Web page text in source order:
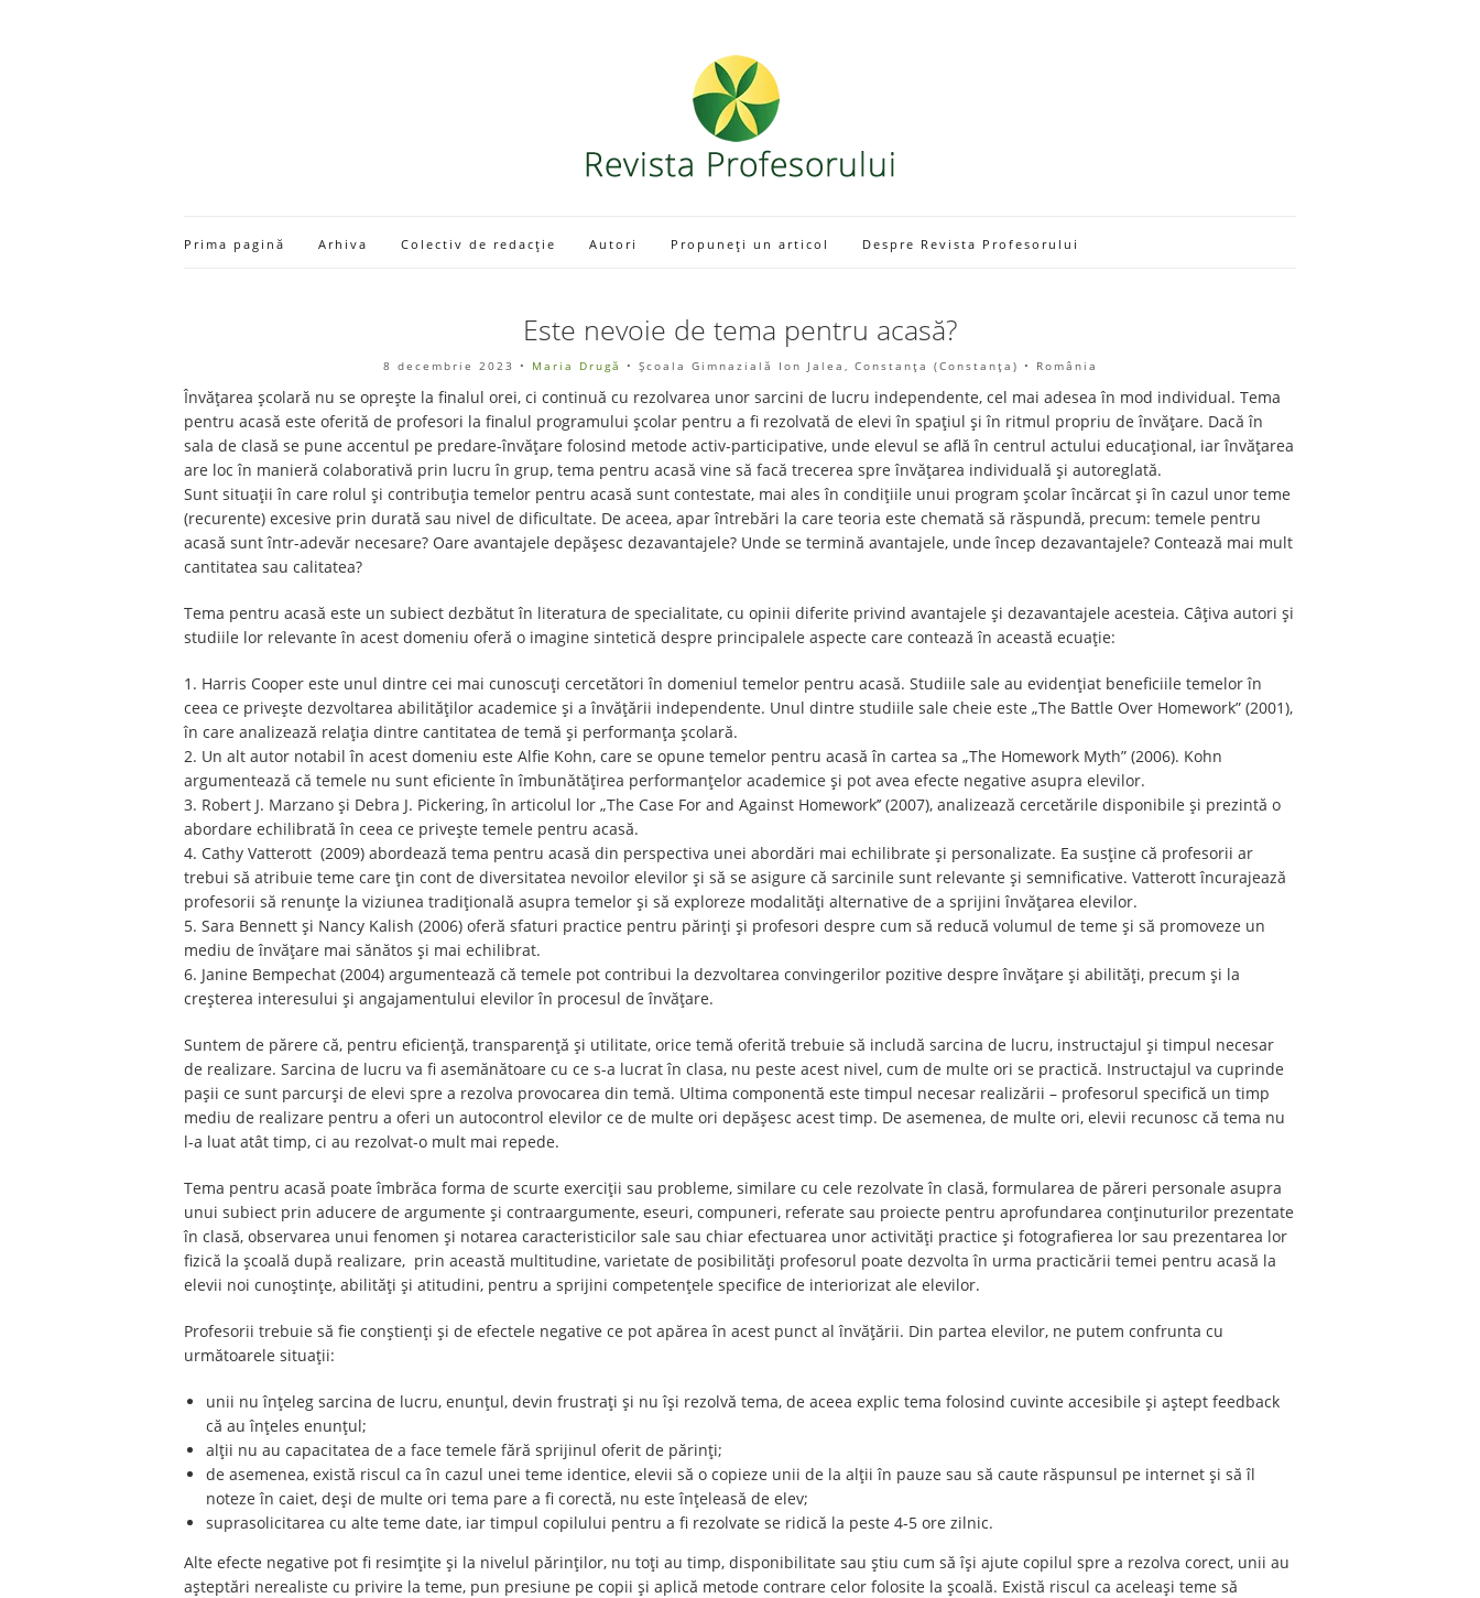
Prima pagină Arhiva Colectiv de redacție Autori Propuneți un articol Despre Revista Profesorului
Este nevoie de tema pentru acasă?
8 decembrie 2023 • Maria Drugă • Școala Gimnazială Ion Jalea, Constanța (Constanţa) • România
Învățarea școlară nu se oprește la finalul orei, ci continuă cu rezolvarea unor sarcini de lucru independente, cel mai adesea în mod individual. Tema
pentru acasă este oferită de profesori la finalul programului școlar pentru a fi rezolvată de elevi în spațiul și în ritmul propriu de învățare. Dacă în
sala de clasă se pune accentul pe predare-învățare folosind metode activ-participative, unde elevul se află în centrul actului educațional, iar învățarea
are loc în manieră colaborativă prin lucru în grup, tema pentru acasă vine să facă trecerea spre învățarea individuală și autoreglată.
Sunt situații în care rolul și contribuția temelor pentru acasă sunt contestate, mai ales în condițiile unui program școlar încărcat și în cazul unor teme
(recurente) excesive prin durată sau nivel de dificultate. De aceea, apar întrebări la care teoria este chemată să răspundă, precum: temele pentru
acasă sunt într-adevăr necesare? Oare avantajele depășesc dezavantajele? Unde se termină avantajele, unde încep dezavantajele? Contează mai mult
cantitatea sau calitatea?
Tema pentru acasă este un subiect dezbătut în literatura de specialitate, cu opinii diferite privind avantajele și dezavantajele acesteia. Câțiva autori și
studiile lor relevante în acest domeniu oferă o imagine sintetică despre principalele aspecte care contează în această ecuație:
1. Harris Cooper este unul dintre cei mai cunoscuți cercetători în domeniul temelor pentru acasă. Studiile sale au evidențiat beneficiile temelor în
ceea ce privește dezvoltarea abilităților academice și a învățării independente. Unul dintre studiile sale cheie este „The Battle Over Homework” (2001),
în care analizează relația dintre cantitatea de temă și performanța școlară.
2. Un alt autor notabil în acest domeniu este Alfie Kohn, care se opune temelor pentru acasă în cartea sa „The Homework Myth” (2006). Kohn
argumentează că temele nu sunt eficiente în îmbunătățirea performanțelor academice și pot avea efecte negative asupra elevilor.
3. Robert J. Marzano și Debra J. Pickering, în articolul lor „The Case For and Against Homework’’ (2007), analizează cercetările disponibile și prezintă o
abordare echilibrată în ceea ce privește temele pentru acasă.
4. Cathy Vatterott (2009) abordează tema pentru acasă din perspectiva unei abordări mai echilibrate și personalizate. Ea susține că profesorii ar
trebui să atribuie teme care țin cont de diversitatea nevoilor elevilor și să se asigure că sarcinile sunt relevante și semnificative. Vatterott încurajează
profesorii să renunțe la viziunea tradițională asupra temelor și să exploreze modalități alternative de a sprijini învățarea elevilor.
5. Sara Bennett și Nancy Kalish (2006) oferă sfaturi practice pentru părinți și profesori despre cum să reducă volumul de teme și să promoveze un
mediu de învățare mai sănătos și mai echilibrat.
6. Janine Bempechat (2004) argumentează că temele pot contribui la dezvoltarea convingerilor pozitive despre învățare și abilități, precum și la
creșterea interesului și angajamentului elevilor în procesul de învățare.
Suntem de părere că, pentru eficiență, transparență și utilitate, orice temă oferită trebuie să includă sarcina de lucru, instructajul și timpul necesar
de realizare. Sarcina de lucru va fi asemănătoare cu ce s-a lucrat în clasa, nu peste acest nivel, cum de multe ori se practică. Instructajul va cuprinde
pașii ce sunt parcurși de elevi spre a rezolva provocarea din temă. Ultima componentă este timpul necesar realizării – profesorul specifică un timp
mediu de realizare pentru a oferi un autocontrol elevilor ce de multe ori depășesc acest timp. De asemenea, de multe ori, elevii recunosc că tema nu
l-a luat atât timp, ci au rezolvat-o mult mai repede.
Tema pentru acasă poate îmbrăca forma de scurte exerciții sau probleme, similare cu cele rezolvate în clasă, formularea de păreri personale asupra
unui subiect prin aducere de argumente și contraargumente, eseuri, compuneri, referate sau proiecte pentru aprofundarea conținuturilor prezentate
în clasă, observarea unui fenomen și notarea caracteristicilor sale sau chiar efectuarea unor activități practice și fotografierea lor sau prezentarea lor
fizică la școală după realizare, prin această multitudine, varietate de posibilități profesorul poate dezvolta în urma practicării temei pentru acasă la
elevii noi cunoștințe, abilități și atitudini, pentru a sprijini competențele specifice de interiorizat ale elevilor.
Profesorii trebuie să fie conștienți și de efectele negative ce pot apărea în acest punct al învățării. Din partea elevilor, ne putem confrunta cu
următoarele situații:
unii nu înțeleg sarcina de lucru, enunțul, devin frustrați și nu își rezolvă tema, de aceea explic tema folosind cuvinte accesibile și aștept feedback
că au înțeles enunțul;
alții nu au capacitatea de a face temele fără sprijinul oferit de părinți;
de asemenea, există riscul ca în cazul unei teme identice, elevii să o copieze unii de la alții în pauze sau să caute răspunsul pe internet și să îl
noteze în caiet, deși de multe ori tema pare a fi corectă, nu este înțeleasă de elev;
suprasolicitarea cu alte teme date, iar timpul copilului pentru a fi rezolvate se ridică la peste 4-5 ore zilnic.
Alte efecte negative pot fi resimțite și la nivelul părinților, nu toți au timp, disponibilitate sau știu cum să își ajute copilul spre a rezolva corect, unii au
așteptări nerealiste cu privire la teme, pun presiune pe copii și aplică metode contrare celor folosite la școală. Există riscul ca aceleași teme să